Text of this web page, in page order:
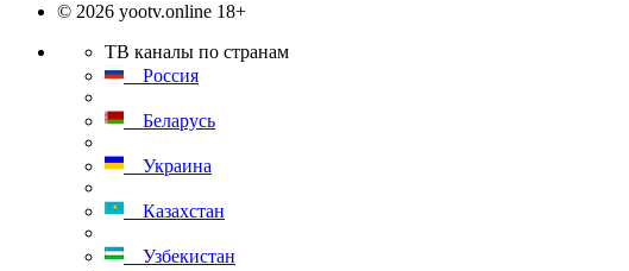
© 2026 yootv.online 18+
ТВ каналы по странам
Россия
Беларусь
Украина
Казахстан
Узбекистан